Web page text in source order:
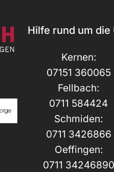
Hilfe rund um die
Kernen:
07151 360065
Fellbach:
0711 584424
Schmiden:
0711 3426866
Oeffingen:
0711 34246890